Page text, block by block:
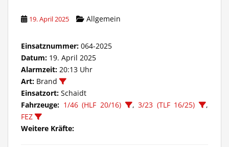
19. April 2025 Allgemein
Einsatznummer: 064-2025
Datum: 19. April 2025
Alarmzeit: 20:13 Uhr
Art: Brand
Einsatzort: Schaidt
Fahrzeuge: 1/46 (HLF 20/16) ,3/23 (TLF 16/25)
,
FEZ
Weitere Kräfte: